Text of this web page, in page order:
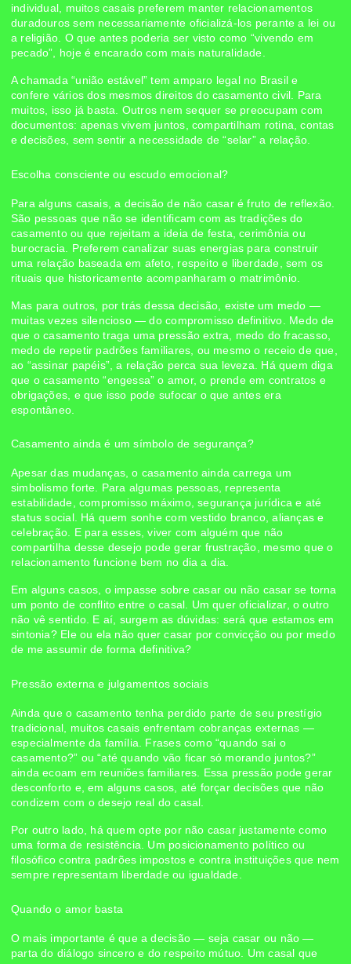
individual, muitos casais preferem manter relacionamentos
duradouros sem necessariamente oficializá-los perante a lei ou
a religião. O que antes poderia ser visto como “vivendo em
pecado”, hoje é encarado com mais naturalidade.
A chamada “união estável” tem amparo legal no Brasil e
confere vários dos mesmos direitos do casamento civil. Para
muitos, isso já basta. Outros nem sequer se preocupam com
documentos: apenas vivem juntos, compartilham rotina, contas
e decisões, sem sentir a necessidade de “selar” a relação.
Escolha consciente ou escudo emocional?
Para alguns casais, a decisão de não casar é fruto de reflexão.
São pessoas que não se identificam com as tradições do
casamento ou que rejeitam a ideia de festa, cerimônia ou
burocracia. Preferem canalizar suas energias para construir
uma relação baseada em afeto, respeito e liberdade, sem os
rituais que historicamente acompanharam o matrimônio.
Mas para outros, por trás dessa decisão, existe um medo —
muitas vezes silencioso — do compromisso definitivo. Medo de
que o casamento traga uma pressão extra, medo do fracasso,
medo de repetir padrões familiares, ou mesmo o receio de que,
ao “assinar papéis”, a relação perca sua leveza. Há quem diga
que o casamento “engessa” o amor, o prende em contratos e
obrigações, e que isso pode sufocar o que antes era
espontâneo.
Casamento ainda é um símbolo de segurança?
Apesar das mudanças, o casamento ainda carrega um
simbolismo forte. Para algumas pessoas, representa
estabilidade, compromisso máximo, segurança jurídica e até
status social. Há quem sonhe com vestido branco, alianças e
celebração. E para esses, viver com alguém que não
compartilha desse desejo pode gerar frustração, mesmo que o
relacionamento funcione bem no dia a dia.
Em alguns casos, o impasse sobre casar ou não casar se torna
um ponto de conflito entre o casal. Um quer oficializar, o outro
não vê sentido. E aí, surgem as dúvidas: será que estamos em
sintonia? Ele ou ela não quer casar por convicção ou por medo
de me assumir de forma definitiva?
Pressão externa e julgamentos sociais
Ainda que o casamento tenha perdido parte de seu prestígio
tradicional, muitos casais enfrentam cobranças externas —
especialmente da família. Frases como “quando sai o
casamento?” ou “até quando vão ficar só morando juntos?”
ainda ecoam em reuniões familiares. Essa pressão pode gerar
desconforto e, em alguns casos, até forçar decisões que não
condizem com o desejo real do casal.
Por outro lado, há quem opte por não casar justamente como
uma forma de resistência. Um posicionamento político ou
filosófico contra padrões impostos e contra instituições que nem
sempre representam liberdade ou igualdade.
Quando o amor basta
O mais importante é que a decisão — seja casar ou não —
parta do diálogo sincero e do respeito mútuo. Um casal que